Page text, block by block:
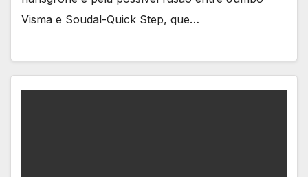
Visma e Soudal-Quick Step, que…